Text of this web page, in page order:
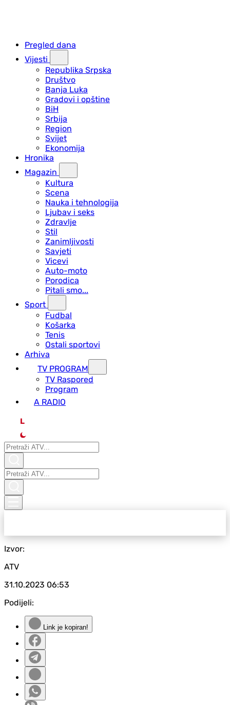
Pregled dana
Vijesti
Republika Srpska
Društvo
Banja Luka
Gradovi i opštine
BiH
Srbija
Region
Svijet
Ekonomija
Hronika
Magazin
Kultura
Scena
Nauka i tehnologija
Ljubav i seks
Zdravlje
Stil
Zanimljivosti
Savjeti
Vicevi
Auto-moto
Porodica
Pitali smo...
Sport
Fudbal
Košarka
Tenis
Ostali sportovi
Arhiva
TV PROGRAM
ТV Raspored
Program
A RADIO
L
Izvor:
ATV
31.10.2023 06:53
Podijeli:
Link je kopiran!